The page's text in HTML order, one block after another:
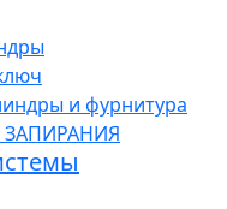
и фурнитура